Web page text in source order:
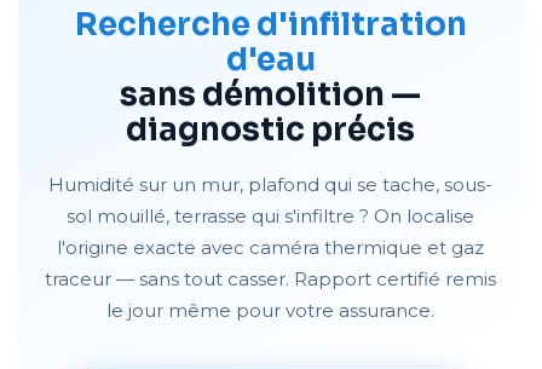
Recherche d'infiltration
d'eau
sans démolition —
diagnostic précis
Humidité sur un mur, plafond qui se tache, sous-
sol mouillé, terrasse qui s'infiltre ? On localise
l'origine exacte avec caméra thermique et gaz
traceur — sans tout casser. Rapport certifié remis
le jour même pour votre assurance.